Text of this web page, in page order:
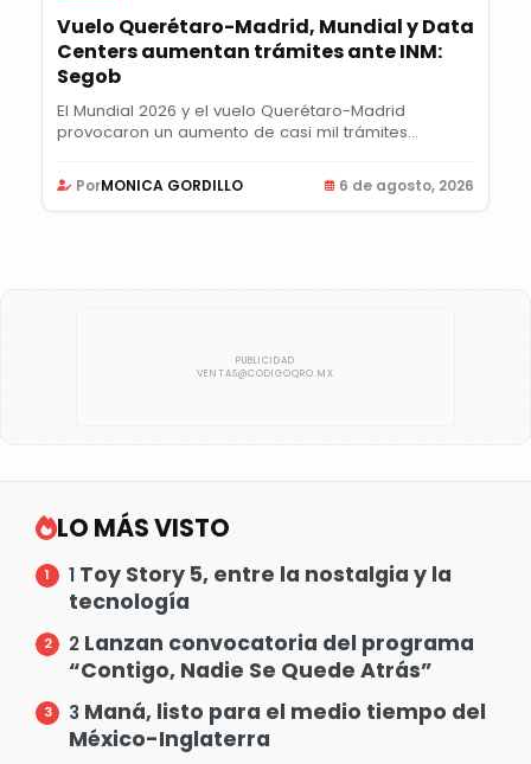
Vuelo Querétaro-Madrid, Mundial y Data
Centers aumentan trámites ante INM:
Segob
El Mundial 2026 y el vuelo Querétaro-Madrid
provocaron un aumento de casi mil trámites
PorMONICA GORDILLO 6 de agosto, 2026
LO MÁS VISTO
1 Toy Story 5, entre la nostalgia y la
tecnología
2 Lanzan convocatoria del programa
“Contigo, Nadie Se Quede Atrás”
3 Maná, listo para el medio tiempo del
México-Inglaterra